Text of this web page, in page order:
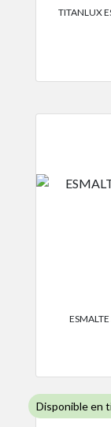
TITANLUX
Disponible en